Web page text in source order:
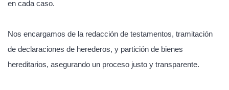
en cada caso.
Nos encargamos de la redacción de testamentos, tramitación
de declaraciones de herederos, y partición de bienes
hereditarios, asegurando un proceso justo y transparente.